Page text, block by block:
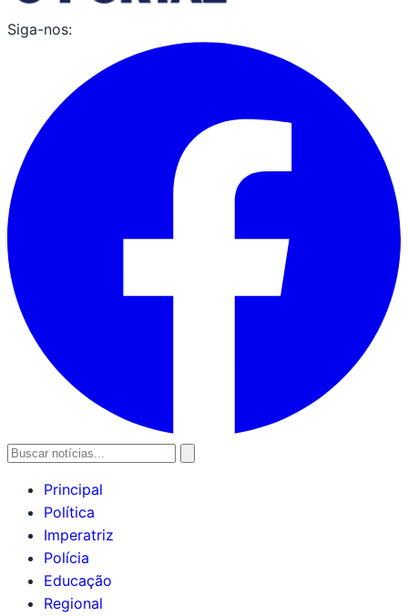
Siga-nos:
Principal
Política
Imperatriz
Polícia
Educação
Regional